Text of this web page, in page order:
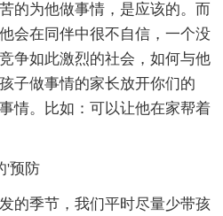
的为他做事情，是应该的。而
会在同伴中很不自信，一个没
争如此激烈的社会，如何与他
子做事情的家长放开你们的
情。比如：可以让他在家帮着
'预防
的季节，我们平时尽量少带孩